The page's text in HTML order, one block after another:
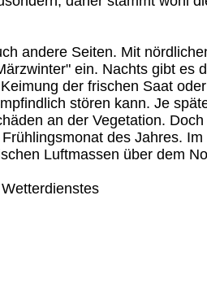
andere Seiten. Mit
ein. Nachts gibt es
der frischen Saat
stören kann. Je
an der Vegetation.
des Jahres.
Luftmassen über dem